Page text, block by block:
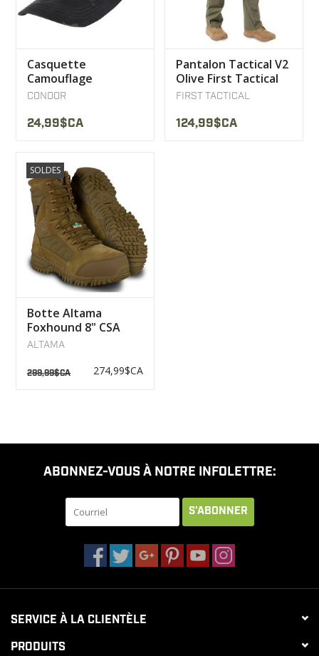
Casquette
Camouflage
Multicam Noir
CONDOR
24,99$CA
Pantalon Tactical V2
Olive First Tactical
FIRST TACTICAL
124,99$CA
SOLDES
Botte Altama
Foxhound 8" CSA
Cap Imperméable
ALTAMA
299,99$CA 274,99$CA
ABONNEZ-VOUS À NOTRE INFOLETTRE:
S'ABONNER
SERVICE À LA CLIENTÈLE
PRODUITS